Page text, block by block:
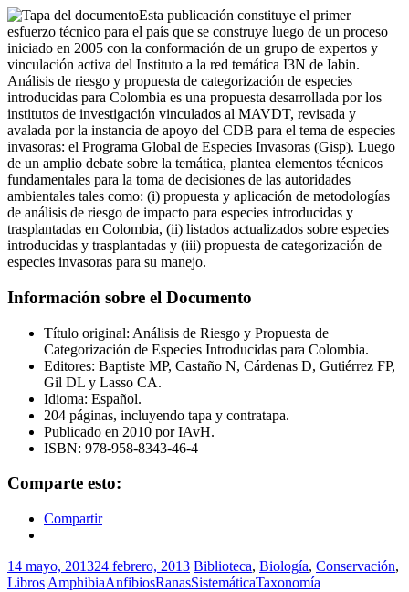
Esta publicación constituye el primer
esfuerzo técnico para el país que se construye luego de un proceso
iniciado en 2005 con la conformación de un grupo de expertos y
vinculación activa del Instituto a la red temática I3N de Iabin.
Análisis de riesgo y propuesta de categorización de especies
introducidas para Colombia es una propuesta desarrollada por los
institutos de investigación vinculados al MAVDT, revisada y
avalada por la instancia de apoyo del CDB para el tema de especies
invasoras: el Programa Global de Especies Invasoras (Gisp). Luego
de un amplio debate sobre la temática, plantea elementos técnicos
fundamentales para la toma de decisiones de las autoridades
ambientales tales como: (i) propuesta y aplicación de metodologías
de análisis de riesgo de impacto para especies introducidas y
trasplantadas en Colombia, (ii) listados actualizados sobre especies
introducidas y trasplantadas y (iii) propuesta de categorización de
especies invasoras para su manejo.
Información sobre el Documento
Título original: Análisis de Riesgo y Propuesta de
Categorización de Especies Introducidas para Colombia.
Editores: Baptiste MP, Castaño N, Cárdenas D, Gutiérrez FP,
Gil DL y Lasso CA.
Idioma: Español.
204 páginas, incluyendo tapa y contratapa.
Publicado en 2010 por IAvH.
ISBN: 978-958-8343-46-4
Comparte esto:
Compartir
14 mayo, 201324 febrero, 2013 Biblioteca, Biología, Conservación,
Libros AmphibiaAnfibiosRanasSistemáticaTaxonomía